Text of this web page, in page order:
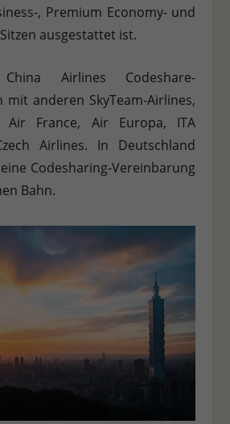
, Premium Economy- und
ausgestattet ist.
Airlines Codeshare-
mit anderen SkyTeam-Airlines,
Air France, Air Europa, ITA
Airlines. In Deutschland
Codesharing-Vereinbarung
Bahn.